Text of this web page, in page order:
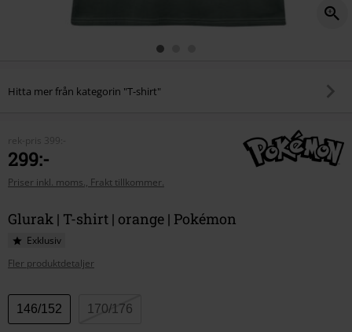
Hitta mer från kategorin "T-shirt"
rek-pris 399:-
299:-
Priser inkl. moms., Frakt tillkommer.
Glurak | T-shirt | orange | Pokémon
Exklusiv
Fler produktdetaljer
Välj
din
146/152 170/176